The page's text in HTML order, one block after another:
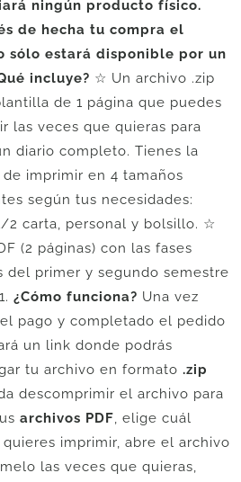
ningún producto físico.
de hecha tu compra el
sólo estará disponible por un
incluye? ☆ Un archivo .zip
de 1 página que puedes
las veces que quieras para
diario completo. Tienes la
imprimir en 4 tamaños
según tus necesidades:
2 carta, personal y bolsillo. ☆
(2 páginas) con las fases
del primer y segundo semestre
¿Cómo funciona? Una vez
pago y completado el pedido
un link donde podrás
tu archivo en formato .zip
descomprimir el archivo para
archivos PDF, elige cuál
imprimir, abre el archivo
las veces que quieras,